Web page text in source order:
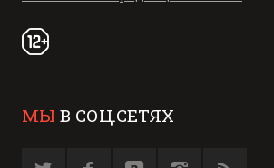
МЫ В СОЦ.СЕТЯХ